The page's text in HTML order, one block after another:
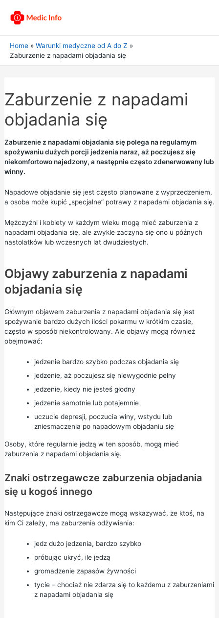
Home
Warunki medyczne od A do Z
Zaburzenie z napadami objadania się
Zaburzenie z napadami
objadania się
Zaburzenie z napadami objadania się polega na regularnym
spożywaniu dużych porcji jedzenia naraz, aż poczujesz się
niekomfortowo najedzony, a następnie często zdenerwowany lub
winny.
Napadowe objadanie się jest często planowane z wyprzedzeniem,
a osoba może kupić „specjalne” potrawy z napadami objadania się.
Mężczyźni i kobiety w każdym wieku mogą mieć zaburzenia z
napadami objadania się, ale zwykle zaczyna się ono u późnych
nastolatków lub wczesnych lat dwudziestych.
Objawy zaburzenia z napadami
objadania się
Głównym objawem zaburzenia z napadami objadania się jest
spożywanie bardzo dużych ilości pokarmu w krótkim czasie,
często w sposób niekontrolowany. Ale objawy mogą również
obejmować:
jedzenie bardzo szybko podczas objadania się
jedzenie, aż poczujesz się niewygodnie pełny
jedzenie, kiedy nie jesteś głodny
jedzenie samotnie lub potajemnie
uczucie depresji, poczucia winy, wstydu lub
zniesmaczenia po napadowym objadaniu się
Osoby, które regularnie jedzą w ten sposób, mogą mieć
zaburzenia z napadami objadania się.
Znaki ostrzegawcze zaburzenia objadania
się u kogoś innego
Następujące znaki ostrzegawcze mogą wskazywać, że ktoś, na
kim Ci zależy, ma zaburzenia odżywiania:
jedz dużo jedzenia, bardzo szybko
próbując ukryć, ile jedzą
gromadzenie zapasów żywności
tycie – chociaż nie zdarza się to każdemu z zaburzeniami
z napadami objadania się